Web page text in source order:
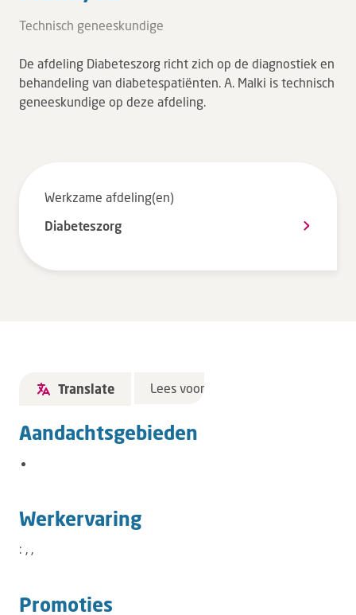
Tarieven en vergoeding
Uw gegevens
Wachttijden
Werken bij DZ
Leren
Over ons
Technisch geneeskundige
De afdeling Diabeteszorg richt zich op de diagnostiek en
behandeling van diabetespatiënten. A. Malki is technisch
geneeskundige op deze afdeling.
Werkzame afdeling(en)
Diabeteszorg
Translate Lees voor
Aandachtsgebieden
Werkervaring
: , ,
Promoties